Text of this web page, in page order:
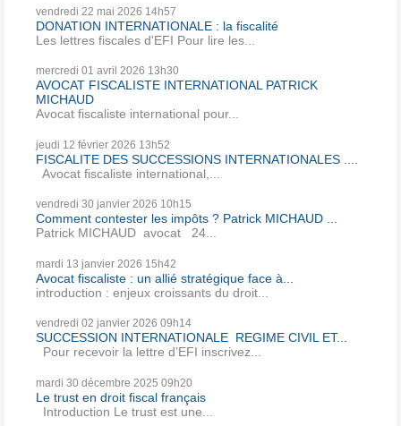
vendredi 22 mai 2026 14h57
DONATION INTERNATIONALE : la fiscalité
Les lettres fiscales d'EFI Pour lire les...
mercredi 01 avril 2026 13h30
AVOCAT FISCALISTE INTERNATIONAL PATRICK
MICHAUD
Avocat fiscaliste international pour...
jeudi 12 février 2026 13h52
FISCALITE DES SUCCESSIONS INTERNATIONALES ....
Avocat fiscaliste international,...
vendredi 30 janvier 2026 10h15
Comment contester les impôts ? Patrick MICHAUD ...
Patrick MICHAUD avocat 24...
mardi 13 janvier 2026 15h42
Avocat fiscaliste : un allié stratégique face à...
introduction : enjeux croissants du droit...
vendredi 02 janvier 2026 09h14
SUCCESSION INTERNATIONALE REGIME CIVIL ET...
Pour recevoir la lettre d’EFI inscrivez...
mardi 30 décembre 2025 09h20
Le trust en droit fiscal français
Introduction Le trust est une...